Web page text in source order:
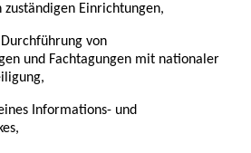
zuständigen Einrichtungen,
von
und Fachtagungen mit nationaler
Informations- und